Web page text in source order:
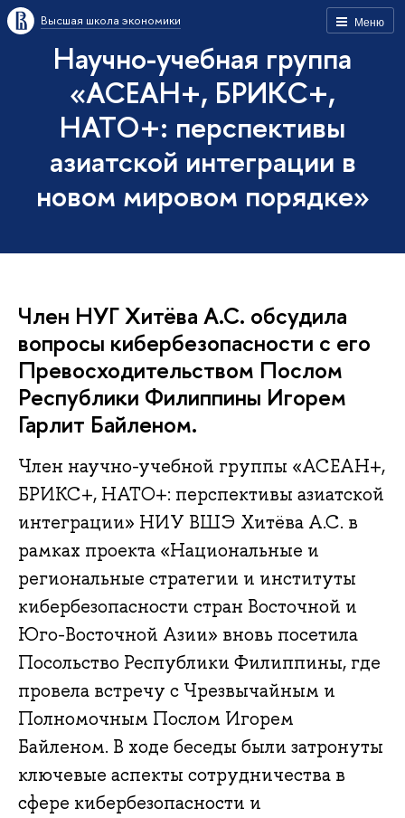
Меню
Высшая школа экономики
Научно-учебная группа
«АСЕАН+, БРИКС+,
НАТО+: перспективы
азиатской интеграции в
новом мировом порядке»
Член НУГ Хитёва А.С. обсудила
вопросы кибербезопасности с его
Превосходительством Послом
Республики Филиппины Игорем
Гарлит Байленом.
Член научно-учебной группы «АСЕАН+,
БРИКС+, НАТО+: перспективы азиатской
интеграции» НИУ ВШЭ Хитёва А.С. в
рамках проекта «Национальные и
региональные стратегии и институты
кибербезопасности стран Восточной и
Юго-Восточной Азии» вновь посетила
Посольство Республики Филиппины, где
провела встречу с Чрезвычайным и
Полномочным Послом Игорем
Байленом. В ходе беседы были затронуты
ключевые аспекты сотрудничества в
сфере кибербезопасности и